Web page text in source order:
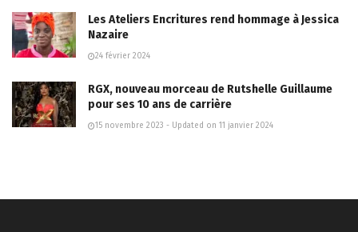
Les Ateliers Encritures rend hommage à Jessica
Nazaire
24 février 2024
RGX, nouveau morceau de Rutshelle Guillaume
pour ses 10 ans de carrière
15 novembre 2023 - Updated on 11 janvier 2024